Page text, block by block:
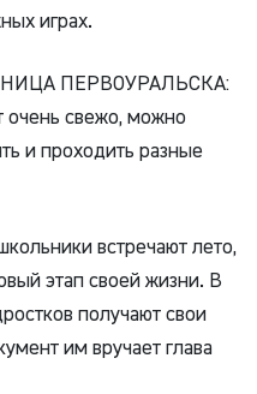
играх.
ПЕРВОУРАЛЬСКА:
очень свежо, можно
и проходить разные
встречают лето,
этап своей жизни. В
получают свои
им вручает глава